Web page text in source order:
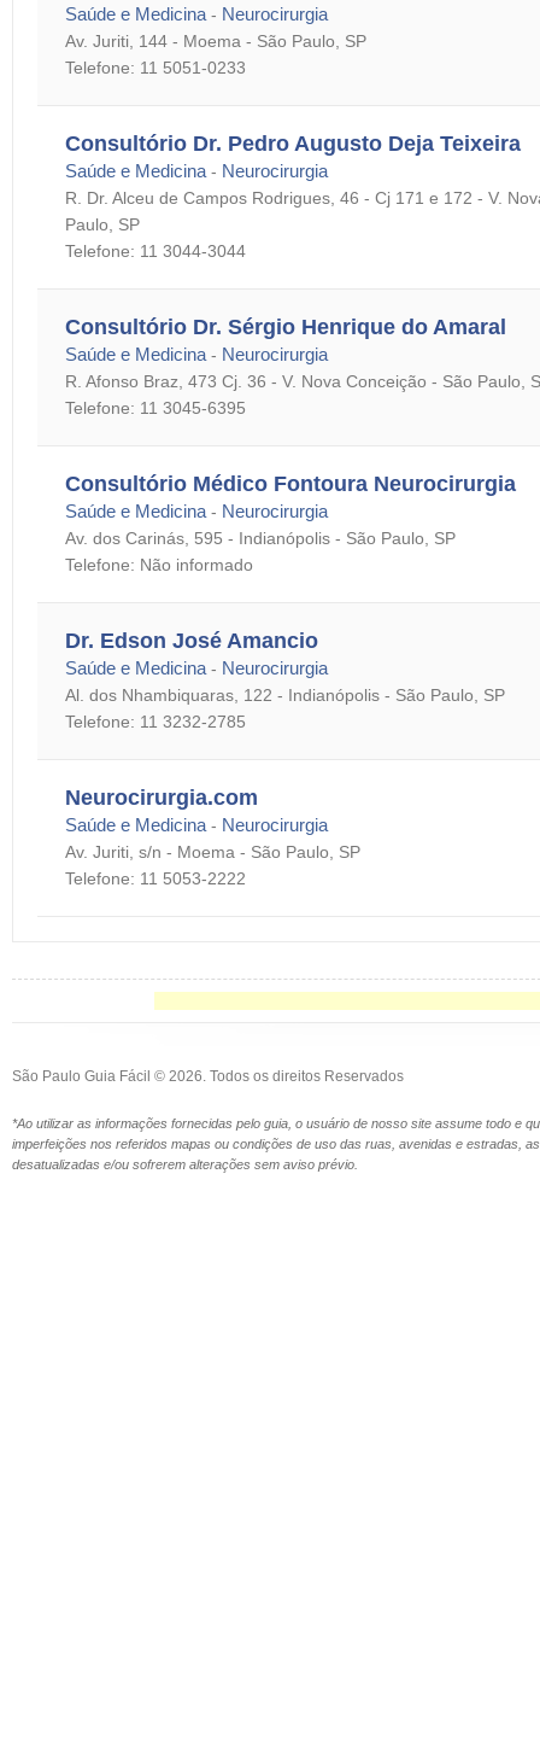
Saúde e Medicina - Neurocirurgia
Av. Juriti, 144 - Moema - São Paulo, SP
Telefone: 11 5051-0233
Consultório Dr. Pedro Augusto Deja Teixeira
Saúde e Medicina - Neurocirurgia
R. Dr. Alceu de Campos Rodrigues, 46 - Cj 171 e 172 - V.
Paulo, SP
Telefone: 11 3044-3044
Consultório Dr. Sérgio Henrique do Amaral
Saúde e Medicina - Neurocirurgia
R. Afonso Braz, 473 Cj. 36 - V. Nova Conceição - São Paulo,
Telefone: 11 3045-6395
Consultório Médico Fontoura Neurocirurgia
Saúde e Medicina - Neurocirurgia
Av. dos Carinás, 595 - Indianópolis - São Paulo, SP
Telefone: Não informado
Dr. Edson José Amancio
Saúde e Medicina - Neurocirurgia
Al. dos Nhambiquaras, 122 - Indianópolis - São Paulo, SP
Telefone: 11 3232-2785
Neurocirurgia.com
Saúde e Medicina - Neurocirurgia
Av. Juriti, s/n - Moema - São Paulo, SP
Telefone: 11 5053-2222
São Paulo Guia Fácil © 2026. Todos os direitos Reservados
*Ao utilizar as informações fornecidas pelo guia, o usuário de nosso site assume todo e
imperfeições nos referidos mapas ou condições de uso das ruas, avenidas e estradas,
desatualizadas e/ou sofrerem alterações sem aviso prévio.